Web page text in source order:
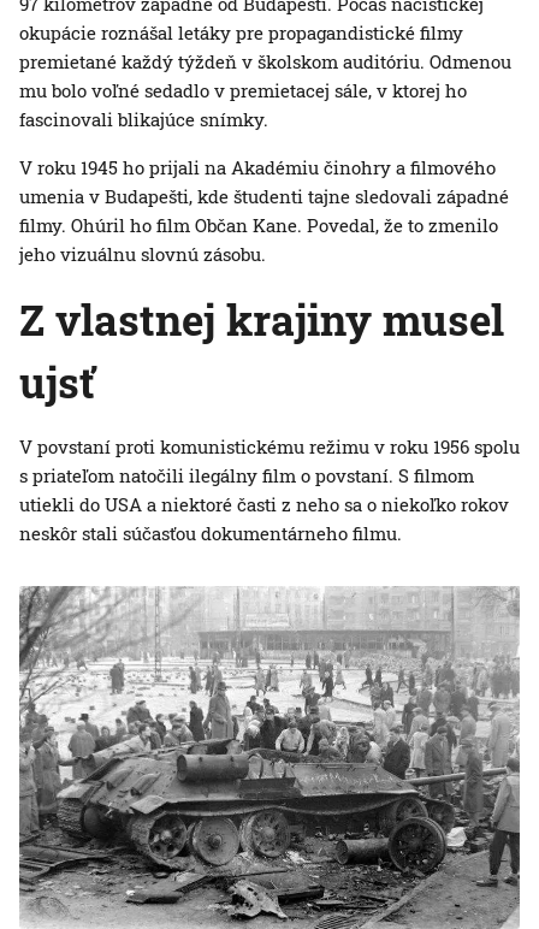
okupácie roznášal letáky pre propagandistické filmy
premietané každý týždeň v školskom auditóriu. Odmenou
mu bolo voľné sedadlo v premietacej sále, v ktorej ho
fascinovali blikajúce snímky.
V roku 1945 ho prijali na Akadémiu činohry a filmového
umenia v Budapešti, kde študenti tajne sledovali západné
filmy. Ohúril ho film Občan Kane. Povedal, že to zmenilo
jeho vizuálnu slovnú zásobu.
Z vlastnej krajiny musel
ujsť
V povstaní proti komunistickému režimu v roku 1956 spolu
s priateľom natočili ilegálny film o povstaní. S filmom
utiekli do USA a niektoré časti z neho sa o niekoľko rokov
neskôr stali súčasťou dokumentárneho filmu.